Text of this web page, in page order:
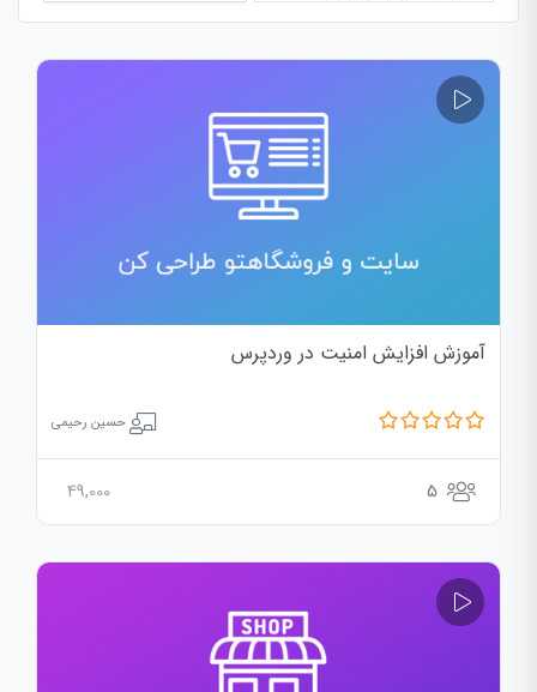
برای:
آموزش افزایش امنیت در وردپرس
حسین رحیمی
5
49,000